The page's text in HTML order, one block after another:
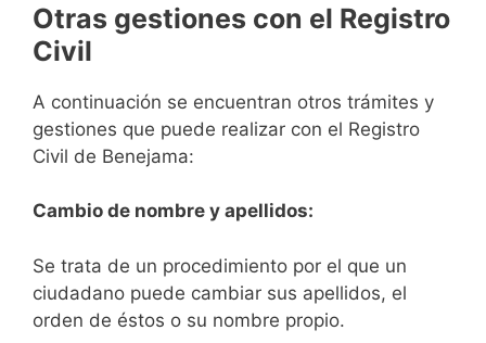
Otras gestiones con el Registro
Civil
A continuación se encuentran otros trámites y
gestiones que puede realizar con el Registro
Civil de Benejama:
Cambio de nombre y apellidos:
Se trata de un procedimiento por el que un
ciudadano puede cambiar sus apellidos, el
orden de éstos o su nombre propio.